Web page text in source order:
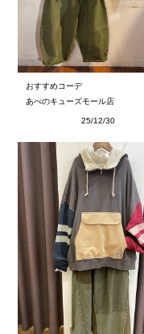
おすすめコーデ
あべのキューズモール店
25/12/30